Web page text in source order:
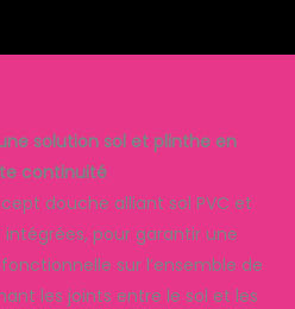
solution sol et plinthe en
continuité
douche alliant sol PVC et
pour garantir une
sur l’ensemble de
les joints entre le sol et les